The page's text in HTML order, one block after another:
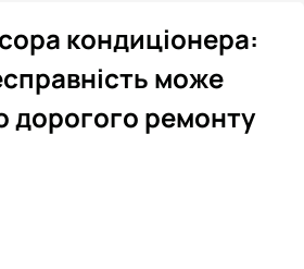
кондиціонера:
може
дорогого ремонту